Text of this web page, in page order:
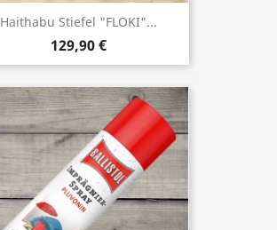
Haithabu Stiefel "FLOKI"...
129,90 €